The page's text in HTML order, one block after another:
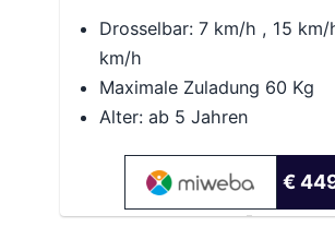
Drosselbar: 7 km/h , 15
km/h
Maximale Zuladung 60 Kg
Alter: ab 5 Jahren
€